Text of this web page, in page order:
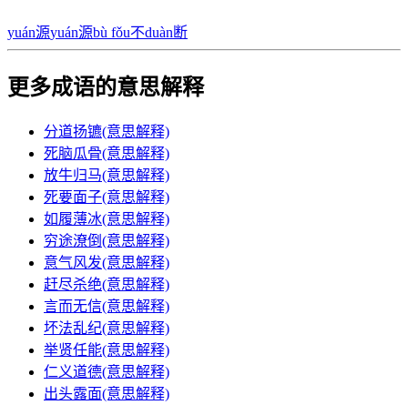
yuán源yuán源bù fǒu不duàn断
更多成语的意思解释
分道扬镳(意思解释)
死脑瓜骨(意思解释)
放牛归马(意思解释)
死要面子(意思解释)
如履薄冰(意思解释)
穷途潦倒(意思解释)
意气风发(意思解释)
赶尽杀绝(意思解释)
言而无信(意思解释)
坏法乱纪(意思解释)
举贤任能(意思解释)
仁义道德(意思解释)
出头露面(意思解释)